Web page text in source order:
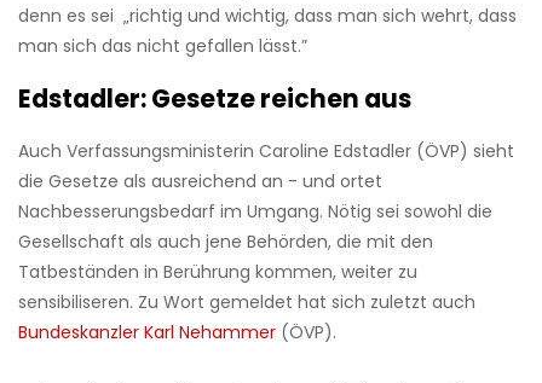
denn es sei „richtig und wichtig, dass man sich wehrt, dass
man sich das nicht gefallen lässt.”
Edstadler: Gesetze reichen aus
Auch Verfassungsministerin Caroline Edstadler (ÖVP) sieht
die Gesetze als ausreichend an - und ortet
Nachbesserungsbedarf im Umgang. Nötig sei sowohl die
Gesellschaft als auch jene Behörden, die mit den
Tatbeständen in Berührung kommen, weiter zu
sensibiliseren. Zu Wort gemeldet hat sich zuletzt auch
Bundeskanzler Karl Nehammer (ÖVP).